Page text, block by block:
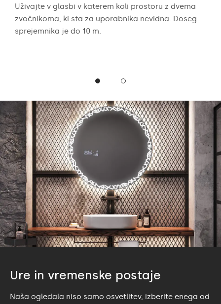
Uživajte v glasbi v katerem koli prostoru z dvema
zvočnikoma, ki sta za uporabnika nevidna. Doseg
sprejemnika je do 10 m.
Ure in vremenske postaje
Naša ogledala niso samo osvetlitev, izberite enega od